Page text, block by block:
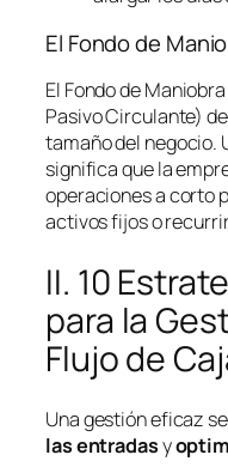
El Fondo de
El Fondo de
Pasivo Circulante)
tamaño del negocio.
significa que la
operaciones a corto
activos fijos o
II. 10
para la
Flujo de
Una gestión eficaz
las entradasy